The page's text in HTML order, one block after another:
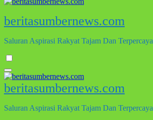
beritasumbernews.com
Saluran Aspirasi Rakyat Tajam Dan Terpercaya
beritasumbernews.com
Saluran Aspirasi Rakyat Tajam Dan Terpercaya